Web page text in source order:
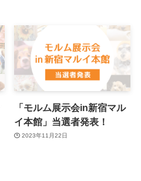
「モルム展示会in新宿マル
イ本館」当選者発表！
2023年11月22日